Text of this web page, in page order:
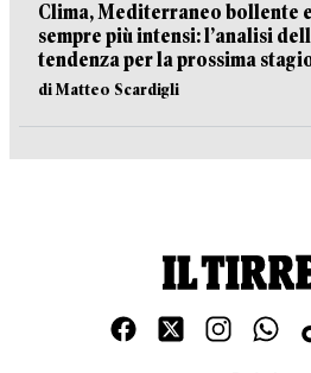
Clima, Mediterraneo bollente
sempre più intensi: l’analisi
tendenza per la prossima
di Matteo Scardigli